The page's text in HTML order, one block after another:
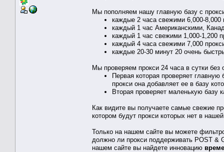
Мы пополняем нашу главную базу с
каждые 2 часа свежими 6,000-8,000
каждый 1 час Американскими,
каждый 1 час свежими 1,000-1,200
каждый 4 часа свежими 7,000
каждые 20-30 минут 20 очень
Мы проверяем прокси 24 часа в сутки
Первая которая проверяет главную
прокси она добавляет ее в базу
Вторая проверяет маленькую базу
Как видите вы получаете самые свежие
котором будут прокси которых нет в
Только на нашем сайте вы можете
должно ли прокси поддерживать POST
нашем сайте вы найдете инновацию